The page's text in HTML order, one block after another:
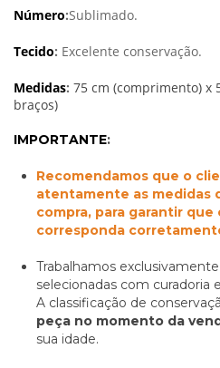
Número:Sublimado.
Tecido: Excelente conservação.
Medidas: 75 cm (comprimento) x
braços)
IMPORTANTE:
Recomendamos que o
atentamente as medidas
compra, para garantir
corresponda
Trabalhamos
selecionadas com curadoria
A classificação de
peça no momento da
sua idade.